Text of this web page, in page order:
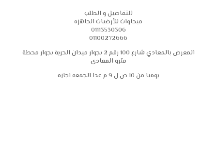
للتفاصيل و الطلب
ميجاوات للأرضيات الجاهزه
01113530306
01100272666
المعرض بالمعادي شارع 100 رقم 2 بجوار ميدان الحرية بجوار محطة
مترو المعادى
يوميا من 10 ص ل 9 م عدا الجمعه اجازه